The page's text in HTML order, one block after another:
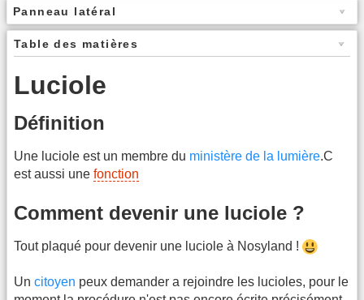
Panneau latéral
Table des matières
Luciole
Définition
Une luciole est un membre du ministère de la lumière.C
est aussi une fonction
Comment devenir une luciole ?
Tout plaqué pour devenir une luciole à Nosyland !
Un citoyen peux demander a rejoindre les lucioles, pour le